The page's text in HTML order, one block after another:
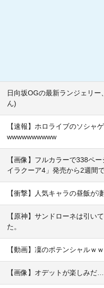
日向坂OGの最新ランジェリ
ん)
【速報】ホロライブのソシャ
wwwwwwwwww
【画像】フルカラーで338ペ
イラクーア4」発売から2週間
【衝撃】人気キャラの昼飯が
【原神】サンドローネは引い
た。
【動画】凜のポテンシャルｗ
【画像】オデットが楽しみだ…